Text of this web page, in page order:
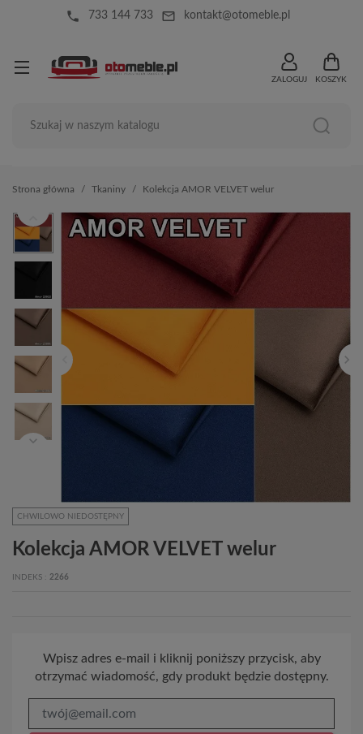
local_phone 733 144 733 mail_outline kontakt@otomeble.pl
ZALOGUJ KOSZYK
Strona główna Tkaniny Kolekcja AMOR VELVET welur
CHWILOWO NIEDOSTĘPNY
Kolekcja AMOR VELVET welur
INDEKS 2266
Wpisz adres e-mail i kliknij poniższy przycisk, aby
otrzymać wiadomość, gdy produkt będzie dostępny.